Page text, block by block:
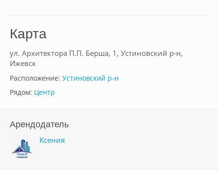
Карта
ул. Архитектора П.П. Берша, 1, Устиновский р-н,
Ижевск
Расположение: Устиновский р-н
Рядом: Центр
Арендодатель
Ксения